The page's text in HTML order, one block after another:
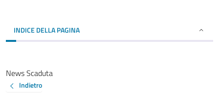
INDICE DELLA PAGINA
News Scaduta
Indietro